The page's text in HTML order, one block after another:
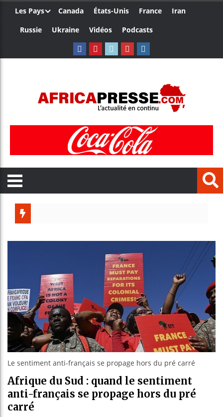
Les Pays Canada États-Unis France
Iran
Russie
Ukraine Vidéos Podcasts
Côte
Le sentiment anti-français se propage hors du pré carré
Afrique du Sud : quand le sentiment
anti-français se propage hors du pré
carré